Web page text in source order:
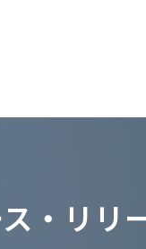
・リリ